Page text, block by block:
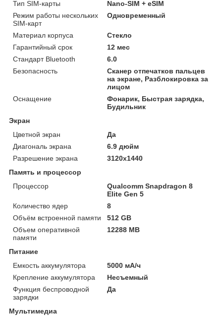
Тип SIM-карты
Nano-SIM + eSIM
Режим работы нескольких
SIM-карт
Одновременный
Материал корпуса
Стекло
Гарантийный срок
12 мес
Стандарт Bluetooth
6.0
Безопасность
Сканер отпечатков пальцев
на экране, Разблокировка за
лицом
Оснащение
Фонарик, Быстрая зарядка,
Будильник
Экран
Цветной экран
Да
Диагональ экрана
6.9 дюйм
Разрешение экрана
3120x1440
Память и процессор
Процессор
Qualcomm Snapdragon 8
Elite Gen 5
Количество ядер
8
Объём встроенной памяти
512 GB
Объем оперативной
памяти
12288 MB
Питание
Емкость аккумулятора
5000 мА/ч
Крепление аккумулятора
Несъемный
Функция беспроводной
зарядки
Да
Мультимедиа